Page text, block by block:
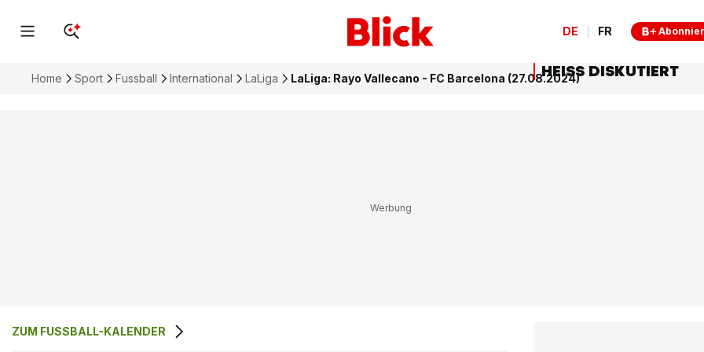
DE FR
Home Sport Fussball International LaLiga LaLiga: Rayo Vallecano - FC Barcelona (27.08.2024)
ZUM FUSSBALL-KALENDER
HEISS DISKUTIERT